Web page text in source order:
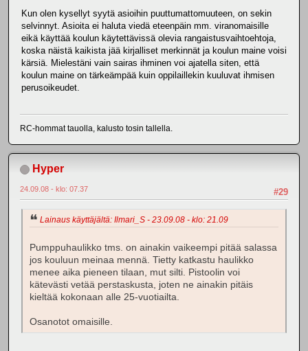
Kun olen kysellyt syytä asioihin puuttumattomuuteen, on sekin
selvinnyt. Asioita ei haluta viedä eteenpäin mm. viranomaisille
eikä käyttää koulun käytettävissä olevia rangaistusvaihtoehtoja,
koska näistä kaikista jää kirjalliset merkinnät ja koulun maine voisi
kärsiä. Mielestäni vain sairas ihminen voi ajatella siten, että
koulun maine on tärkeämpää kuin oppilaillekin kuuluvat ihmisen
perusoikeudet.
RC-hommat tauolla, kalusto tosin tallella.
Hyper
#29
24.09.08 - klo: 07.37
Lainaus käyttäjältä: Ilmari_S - 23.09.08 - klo: 21.09
Pumppuhaulikko tms. on ainakin vaikeempi pitää salassa
jos kouluun meinaa mennä. Tietty katkastu haulikko
menee aika pieneen tilaan, mut silti. Pistoolin voi
kätevästi vetää perstaskusta, joten ne ainakin pitäis
kieltää kokonaan alle 25-vuotiailta.
Osanotot omaisille.